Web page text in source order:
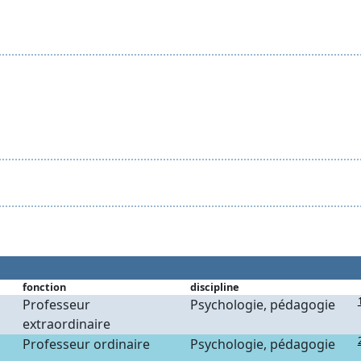
fonction discipline
Professeur
extraordinaire
Psychologie, pédagogie
Professeur ordinaire Psychologie, pédagogie